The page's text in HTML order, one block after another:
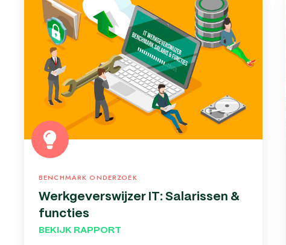
Salarissen
functies
BENCHMARK ONDERZOEK
Werkgeverswijzer IT: Salarissen &
functies
BEKIJK RAPPORT